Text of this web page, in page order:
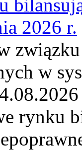
2026 r.
w
rynku